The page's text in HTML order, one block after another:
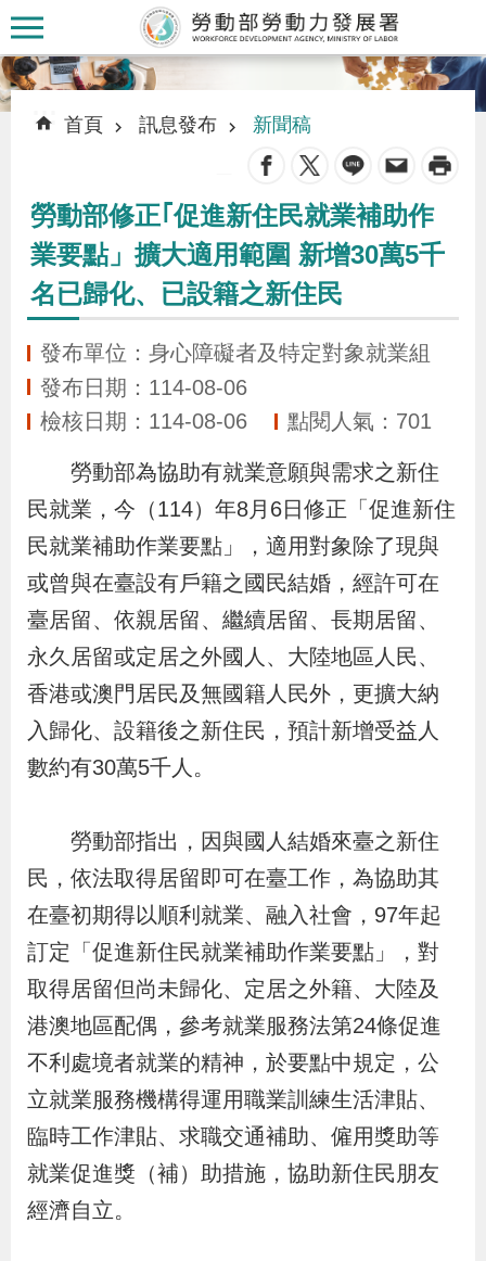
跳到主要內容區塊
認
識
本
訊
息
布
民
服
務
業
務
上
申
辦
宣
導
專
區
:::
::: 首頁 訊息發布 新聞稿
勞動部修正｢促進新住民就業補助作
業要點」擴大適用範圍 新增30萬5千
名已歸化、已設籍之新住民
發布單位：身心障礙者及特定對象就業組
發布日期：114-08-06
檢核日期：114-08-06
點閱人氣：701
勞動部為協助有就業意願與需求之新住
民就業，今（114）年8月6日修正「促進新住
民就業補助作業要點」，適用對象除了現與
或曾與在臺設有戶籍之國民結婚，經許可在
臺居留、依親居留、繼續居留、長期居留、
永久居留或定居之外國人、大陸地區人民、
香港或澳門居民及無國籍人民外，更擴大納
入歸化、設籍後之新住民，預計新增受益人
數約有30萬5千人。
勞動部指出，因與國人結婚來臺之新住
民，依法取得居留即可在臺工作，為協助其
在臺初期得以順利就業、融入社會，97年起
訂定「促進新住民就業補助作業要點」，對
取得居留但尚未歸化、定居之外籍、大陸及
港澳地區配偶，參考就業服務法第24條促進
不利處境者就業的精神，於要點中規定，公
立就業服務機構得運用職業訓練生活津貼、
臨時工作津貼、求職交通補助、僱用獎助等
就業促進獎（補）助措施，協助新住民朋友
經濟自立。